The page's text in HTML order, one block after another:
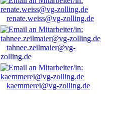
renate.weiss@vg-zolling.de
tahnee.zeilmaier@vg-
zolling.de
kaemmerei@vg-zolling.de